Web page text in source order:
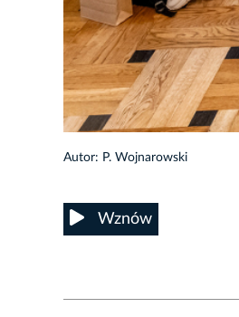
Autor: P. Wojnarowski
Wznów